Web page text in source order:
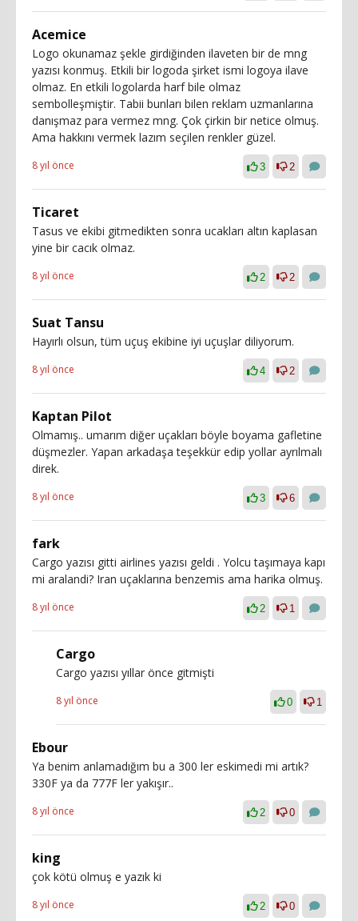
Acemice
Logo okunamaz şekle girdiğinden ilaveten bir de mng
yazısı konmuş. Etkili bir logoda şirket ismi logoya ilave
olmaz. En etkili logolarda harf bile olmaz
sembolleşmiştir. Tabii bunları bilen reklam uzmanlarına
danışmaz para vermez mng. Çok çirkin bir netice olmuş.
Ama hakkını vermek lazım seçilen renkler güzel.
8 yıl önce 3 2
Ticaret
Tasus ve ekibi gitmedikten sonra ucakları altın kaplasan
yine bir cacık olmaz.
8 yıl önce 2 2
Suat Tansu
Hayırlı olsun, tüm uçuş ekibine iyi uçuşlar diliyorum.
8 yıl önce 4 2
Kaptan Pilot
Olmamış.. umarım diğer uçakları böyle boyama gafletine
düşmezler. Yapan arkadaşa teşekkür edip yollar ayrılmalı
direk.
8 yıl önce 3 6
fark
Cargo yazısı gitti airlines yazısı geldi . Yolcu taşımaya kapı
mi aralandi? Iran uçaklarına benzemis ama harika olmuş.
8 yıl önce 2 1
Cargo
Cargo yazısı yıllar önce gitmişti
8 yıl önce 0 1
Ebour
Ya benim anlamadığım bu a 300 ler eskimedi mi artık?
330F ya da 777F ler yakışır..
8 yıl önce 2 0
king
çok kötü olmuş e yazık ki
8 yıl önce 2 0